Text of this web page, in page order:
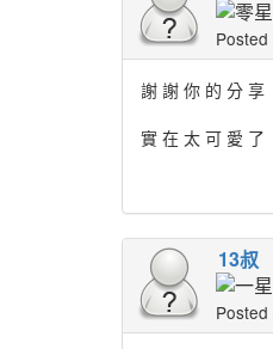
謝 謝 你 的 分 享
實 在 太 可 愛 了
13叔